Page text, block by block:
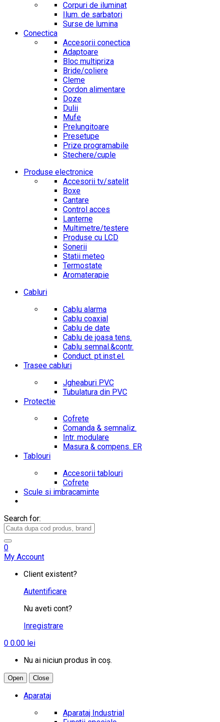
Corpuri de iluminat
Ilum. de sarbatori
Surse de lumina
Conectica
Accesorii conectica
Adaptoare
Bloc multipriza
Bride/coliere
Cleme
Cordon alimentare
Doze
Dulii
Mufe
Prelungitoare
Presetupe
Prize programabile
Stechere/cuple
Produse electronice
Accesorii tv/satelit
Boxe
Cantare
Control acces
Lanterne
Multimetre/testere
Produse cu LCD
Sonerii
Statii meteo
Termostate
Aromaterapie
Cabluri
Cablu alarma
Cablu coaxial
Cablu de date
Cablu de joasa tens.
Cablu semnal.&contr.
Conduct. pt.inst.el.
Trasee cabluri
Jgheaburi PVC
Tubulatura din PVC
Protectie
Cofrete
Comanda & semnaliz.
Intr. modulare
Masura & compens. ER
Tablouri
Accesorii tablouri
Cofrete
Scule si imbracaminte
Search for:
0
My Account
Client existent?
Autentificare
Nu aveti cont?
Inregistrare
0 0.00 lei
Nu ai niciun produs în coș.
Open Close
Aparataj
Aparataj Industrial